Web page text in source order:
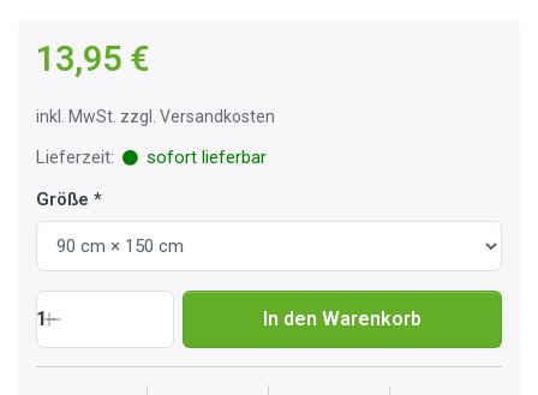
13,95 €
inkl. MwSt. zzgl. Versandkosten
Lieferzeit:
sofort lieferbar
Größe
1 In den Warenkorb